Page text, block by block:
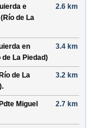
e
de La
2.6 km
en
La Piedad)
3.4 km
de La
.
3.2 km
Miguel
2.7 km